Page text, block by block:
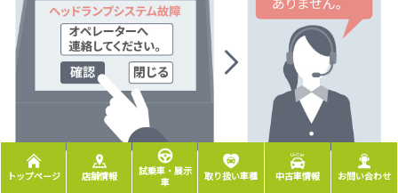
トップページ 店舗情報
試乗車・展示
車
取り扱い車種 中古車情報 お問い合わせ